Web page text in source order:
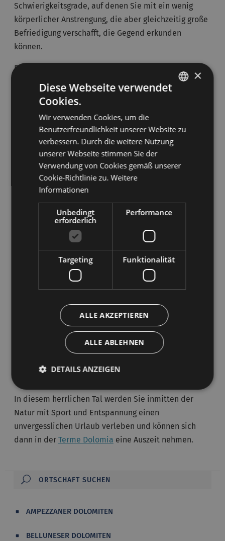
Schwierigkeitsgrade, auf denen Sie mit ein wenig
körperlicher Anstrengung, die aber gleichzeitig große
Befriedigung verschafft, die Gegend erkunden
können.
Freunden des
unzählige Routen, die auch mit einem Trainer
beschritten werden können. Außerdem kann hier
werden.
Wenn Sie die Gegend noch intensiver erleben
möchten, können Sie im Fassatal Klettertouren im
Hochgebirge oder in den Kletterhallen von
Campitello di Fassa
Campitello di Fassa ist auch Terrain des
, ein Platz, der über 10 Spielbahnen, zwei
Übungsplatz verfügt und über dem der Col Rodella
Sie im Fassatal auch einen Tag in einem der
Abenteuerparks
, ein Spaß für Kinder und Erwachsene
gleichermaßen, verbringen. In Campitello di Fassa
finden Sie den Dolomiti Action Adventure Park, in
Pozza di Fassa den Abenteuerpark Sauta Martin und
In diesem herrlichen Tal werden Sie inmitten der
Natur mit Sport und Entspannung einen
unvergesslichen Urlaub verleben und können sich
dann in der Terme Dolomia eine Auszeit nehmen.
AMPEZZANER DOLOMITEN
BELLUNESER DOLOMITEN
×
Diese Webseite verwendet
Cookies.
Wir verwenden Cookies, um die
Benutzerfreundlichkeit unserer Website zu
verbessern. Durch die weitere Nutzung
unserer Webseite stimmen Sie der
Verwendung von Cookies gemäß unserer
Cookie-Richtlinie zu. Weitere
Informationen
Unbedingt
erforderlich
Performance
Targeting Funktionalität
ALLE AKZEPTIEREN
ALLE ABLEHNEN
DETAILS ANZEIGEN